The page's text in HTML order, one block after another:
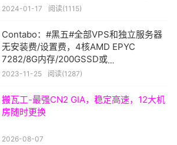
付$5.5起
2024-01-17 阅读(1115)
Contabo：#黑五#全部VPS和独立服务器
无安装费/设置费，4核AMD EPYC
7282/8G内存/200GSSD或
50GNVMe/32T流量，月付$5.5起
2023-11-25 阅读(1287)
搬瓦工-最强CN2 GIA，稳定高速，12大机
房随时更换
2026-08-07